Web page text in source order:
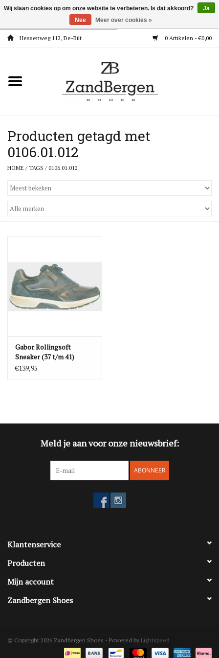
Hessenweg 112, De-Bilt 0 Artikelen - €0,00
Kleding
Meisjes
Jongens
Accessoires
Super Deals
Merken
Producten getagd met
0106.01.012
HOME /TAGS /0106.01.012
Gabor Rollingsoft
Sneaker (37 t/m 41)
262GAB07
€139,95
Meld je aan voor onze nieuwsbrief:
ABONNEER
Klantenservice
Producten
Mijn account
Zandbergen Shoes
© Copyright 2026 Zandbergen Shoes - Powered by Lightspeed
Wij slaan cookies op om onze website te verbeteren. Is dat akkoord?
Ja
Nee
Meer over cookies »